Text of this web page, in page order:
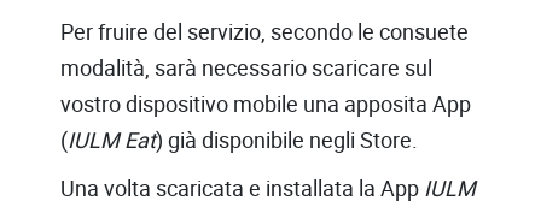
Per fruire del servizio, secondo le consuete
modalità, sarà necessario scaricare sul
vostro dispositivo mobile una apposita App
(IULM Eat) già disponibile negli Store.
Una volta scaricata e installata la App IULM